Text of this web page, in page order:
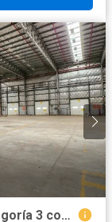
Alquiler deposito Nave Industrial categoría 3 con rociadores, gas industrial, racks, Garín Escobar